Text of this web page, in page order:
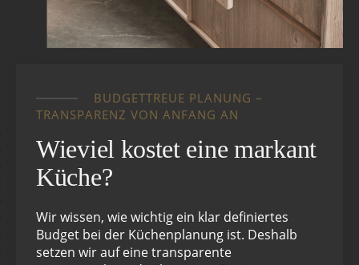
BUDGETTREUE PLANUNG –
TRANSPARENZ VON ANFANG AN
Wieviel kostet eine markant
Küche?
Wir wissen, wie wichtig ein klar definiertes
Budget bei der Küchenplanung ist. Deshalb
setzen wir auf eine transparente